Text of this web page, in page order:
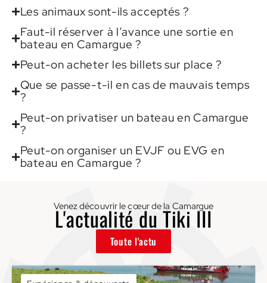
Les animaux sont-ils acceptés ?
Faut-il réserver à l’avance une sortie en
bateau en Camargue ?
Peut-on acheter les billets sur place ?
Que se passe-t-il en cas de mauvais temps
?
Peut-on privatiser un bateau en Camargue
?
Peut-on organiser un EVJF ou EVG en
bateau en Camargue ?
Venez découvrir le cœur de la Camargue
L'actualité du Tiki III
Toute l'actu